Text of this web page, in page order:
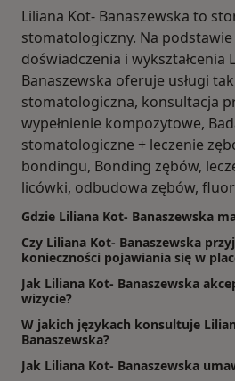
Liliana Kot- Banaszewska to
stomatologiczny. Na
doświadczenia i wykształcenia
Banaszewska oferuje usługi
stomatologiczna, konsultacja
wypełnienie kompozytowe,
stomatologiczne + leczenie
bondingu, Bonding zębów,
licówki, odbudowa zębów,
Gdzie Liliana Kot- Banaszewska
Czy Liliana Kot- Banaszewska
konieczności pojawiania się w
Jak Liliana Kot- Banaszewska
wizycie?
W jakich językach konsultuje
Banaszewska?
Jak Liliana Kot- Banaszewska